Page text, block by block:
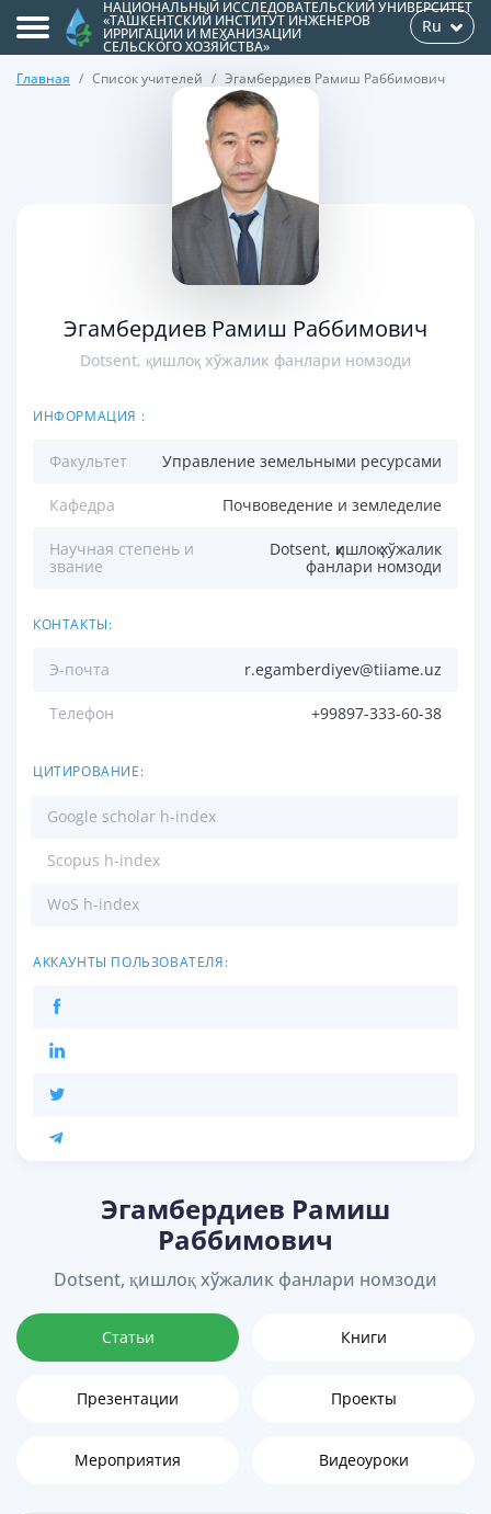
НАЦИОНАЛЬНЫЙ ИССЛЕДОВАТЕЛЬСКИЙ УНИВЕРСИТЕТ
«ТАШКЕНТСКИЙ ИНСТИТУТ ИНЖЕНЕРОВ
ИРРИГАЦИИ И МЕХАНИЗАЦИИ
СЕЛЬСКОГО ХОЗЯЙСТВА»
Ru
Главная Список учителей Эгамбердиев Рамиш Раббимович
Эгамбердиев Рамиш Раббимович
Dotsent, қишлоқ хўжалик фанлари номзоди
ИНФОРМАЦИЯ :
Факультет Управление земельными ресурсами
Кафедра Почвоведение и земледелие
Научная степень и
звание
Dotsent, қишлоқ хўжалик
фанлари номзоди
КОНТАКТЫ:
Э-почта r.egamberdiyev@tiiame.uz
Телефон +99897-333-60-38
ЦИТИРОВАНИЕ:
Google scholar h-index
Scopus h-index
WoS h-index
АККАУНТЫ ПОЛЬЗОВАТЕЛЯ:
Эгамбердиев Рамиш
Раббимович
Dotsent, қишлоқ хўжалик фанлари номзоди
Статьи Книги
Презентации Проекты
Мероприятия Видеоуроки